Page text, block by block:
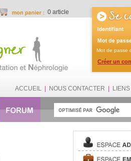
0 article
Mot de passe
Créer un
ACCUEIL NOUS CONTACTER LIENS